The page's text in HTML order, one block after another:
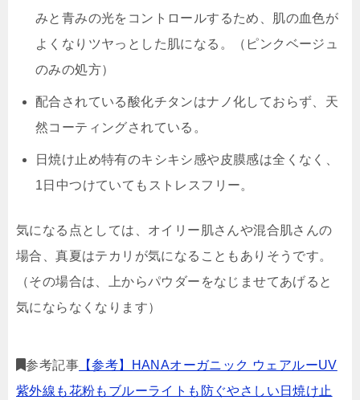
みと青みの光をコントロールするため、肌の血色が
よくなりツヤっとした肌になる。（ピンクベージュ
のみの処方）
配合されている酸化チタンはナノ化しておらず、天
然コーティングされている。
日焼け止め特有のキシキシ感や皮膜感は全くなく、
1日中つけていてもストレスフリー。
気になる点としては、オイリー肌さんや混合肌さんの
場合、真夏はテカリが気になることもありそうです。
（その場合は、上からパウダーをなじませてあげると
気にならなくなります）
参考記事 【参考】HANAオーガニック ウェアルーUV
紫外線も花粉もブルーライトも防ぐやさしい日焼け止